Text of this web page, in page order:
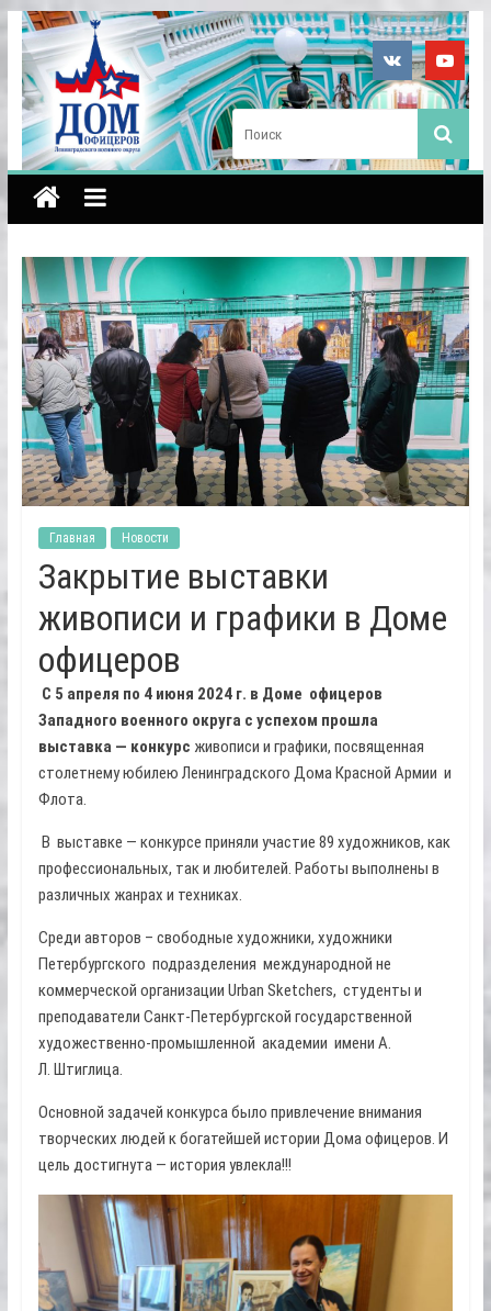
Главная Новости
Закрытие выставки
живописи и графики в Доме
офицеров
С 5 апреля по 4 июня 2024 г. в Доме офицеров
Западного военного округа с успехом прошла
выставка — конкурс живописи и графики, посвященная
столетнему юбилею Ленинградского Дома Красной Армии и
Флота.
В выставке — конкурсе приняли участие 89 художников, как
профессиональных, так и любителей. Работы выполнены в
различных жанрах и техниках.
Среди авторов – свободные художники, художники
Петербургского подразделения международной не
коммерческой организации Urban Sketchers, студенты и
преподаватели Санкт-Петербургской государственной
художественно-промышленной академии имени А.
Л. Штиглица.
Основной задачей конкурса было привлечение внимания
творческих людей к богатейшей истории Дома офицеров. И
цель достигнута — история увлекла!!!